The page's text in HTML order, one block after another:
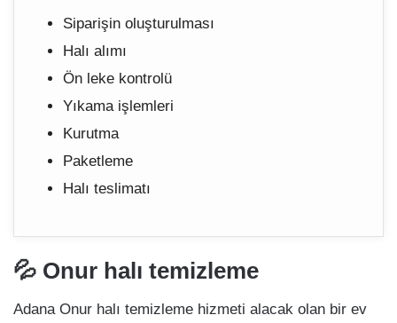
Siparişin oluşturulması
Halı alımı
Ön leke kontrolü
Yıkama işlemleri
Kurutma
Paketleme
Halı teslimatı
💦 Onur halı temizleme
Adana Onur halı temizleme hizmeti alacak olan bir ev